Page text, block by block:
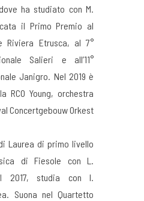
ha studiato con M.
il Primo Premio al
Riviera Etrusca, al 7°
Salieri e all’11°
Janigro. Nel 2019 è
RCO Young, orchestra
Concertgebouw Orkest
Laurea di primo livello
di Fiesole con L.
2017, studia con I.
Suona nel Quartetto